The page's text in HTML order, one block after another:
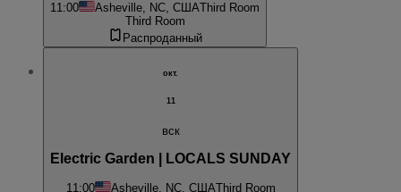
11:00 Asheville, NC, СШАThird Room
Third Room
Распроданный
окт.
11
вск
Electric Garden | LOCALS SUNDAY
11:00 Asheville, NC, СШАThird Room